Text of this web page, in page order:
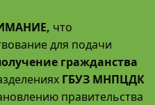
что
для подачи
гражданства
ГБУЗ МНПЦДК
правительства